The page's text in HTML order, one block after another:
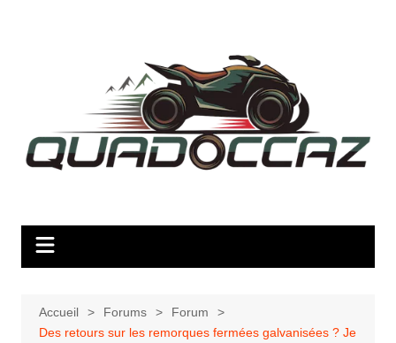
Accueil Forums
Forum
Des retours sur les remorques fermées galvanisées ? Je